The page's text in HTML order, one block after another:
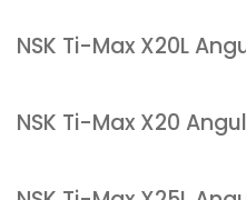
NSK Ti-Max X20L
NSK Ti-Max X20